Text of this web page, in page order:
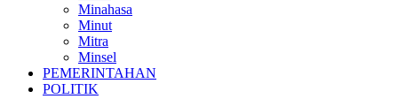
Minahasa
Minut
Mitra
Minsel
PEMERINTAHAN
POLITIK